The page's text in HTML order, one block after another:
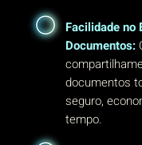
Facilidade no
Documentos:
documentos
seguro,
tempo.